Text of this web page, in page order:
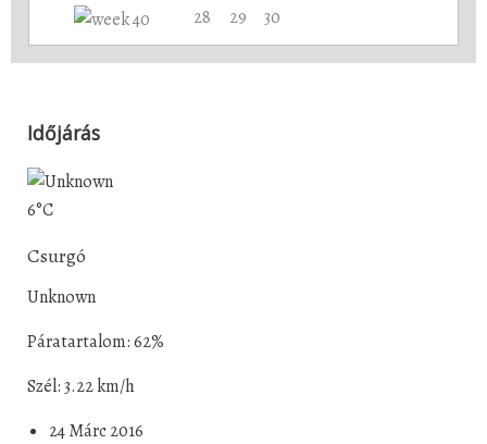
28
29 30
Időjárás
6°C
Csurgó
Unknown
Páratartalom: 62%
Szél: 3.22 km/h
24 Márc 2016